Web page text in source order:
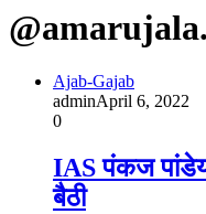
Ajab-Gajab
adminApril 6, 2022
0
IAS पंकज
बैठी